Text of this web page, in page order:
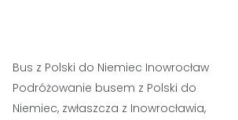
Bus z Polski do Niemiec Inowrocław
Podróżowanie busem z Polski do
Niemiec, zwłaszcza z Inowrocławia,